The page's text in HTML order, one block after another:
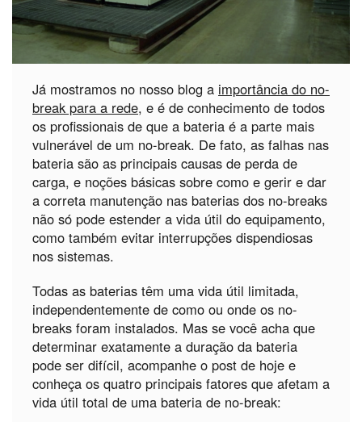
Já mostramos no nosso blog a importância do no-
break para a rede, e é de conhecimento de todos
os profissionais de que a bateria é a parte mais
vulnerável de um no-break. De fato, as falhas nas
bateria são as principais causas de perda de
carga, e noções básicas sobre como e gerir e dar
a correta manutenção nas baterias dos no-breaks
não só pode estender a vida útil do equipamento,
como também evitar interrupções dispendiosas
nos sistemas.
Todas as baterias têm uma vida útil limitada,
independentemente de como ou onde os no-
breaks foram instalados. Mas se você acha que
determinar exatamente a duração da bateria
pode ser difícil, acompanhe o post de hoje e
conheça os quatro principais fatores que afetam a
vida útil total de uma bateria de no-break: